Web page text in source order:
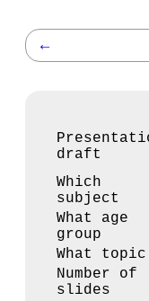
←
draft
Which
subject
What age
group
What topic
Number of
slides